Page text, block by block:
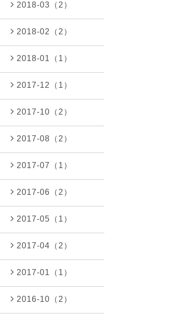
2018-03（2）
2018-02（2）
2018-01（1）
2017-12（1）
2017-10（2）
2017-08（2）
2017-07（1）
2017-06（2）
2017-05（1）
2017-04（2）
2017-01（1）
2016-10（2）